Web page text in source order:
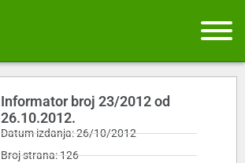
Informator broj 23/2012 od
26.10.2012.
Datum izdanja: 26/10/2012
Broj strana: 126